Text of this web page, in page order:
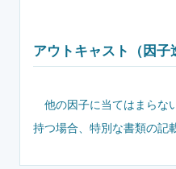
アウトキャスト（因子
他の因子に当てはまらな
持つ場合、特別な書類の記